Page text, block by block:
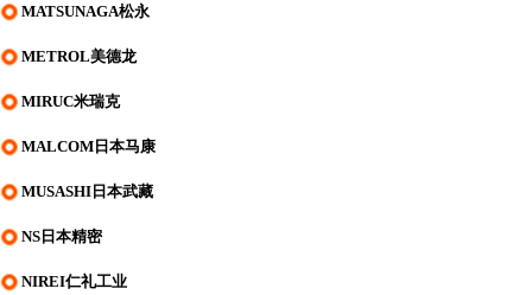
MATSUNAGA松永
METROL美德龙
MIRUC米瑞克
MALCOM日本马康
MUSASHI日本武藏
NS日本精密
NIREI仁礼工业